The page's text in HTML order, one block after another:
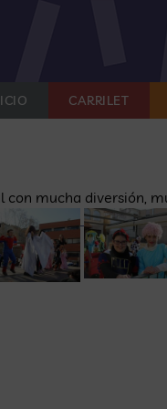
CARRILET
mucha diversión,